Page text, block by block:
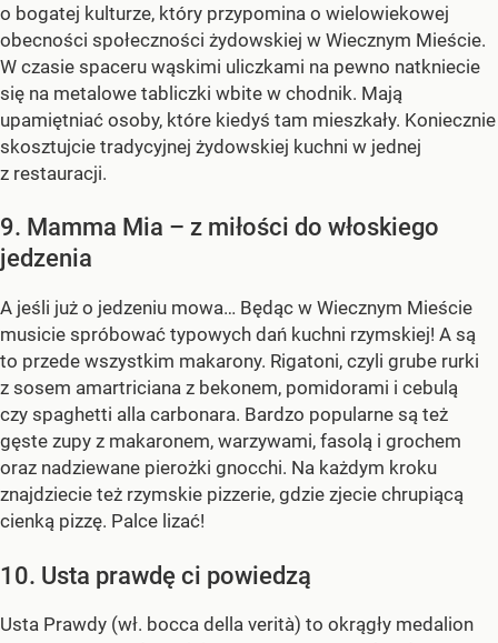
o bogatej kulturze, który przypomina o wielowiekowej
obecności społeczności żydowskiej w Wiecznym Mieście.
W czasie spaceru wąskimi uliczkami na pewno natkniecie
się na metalowe tabliczki wbite w chodnik. Mają
upamiętniać osoby, które kiedyś tam mieszkały. Koniecznie
skosztujcie tradycyjnej żydowskiej kuchni w jednej
z restauracji.
9. Mamma Mia – z miłości do włoskiego
jedzenia
A jeśli już o jedzeniu mowa… Będąc w Wiecznym Mieście
musicie spróbować typowych dań kuchni rzymskiej! A są
to przede wszystkim makarony. Rigatoni, czyli grube rurki
z sosem amartriciana z bekonem, pomidorami i cebulą
czy spaghetti alla carbonara. Bardzo popularne są też
gęste zupy z makaronem, warzywami, fasolą i grochem
oraz nadziewane pierożki gnocchi. Na każdym kroku
znajdziecie też rzymskie pizzerie, gdzie zjecie chrupiącą
cienką pizzę. Palce lizać!
10. Usta prawdę ci powiedzą
Usta Prawdy (wł. bocca della verità) to okrągły medalion